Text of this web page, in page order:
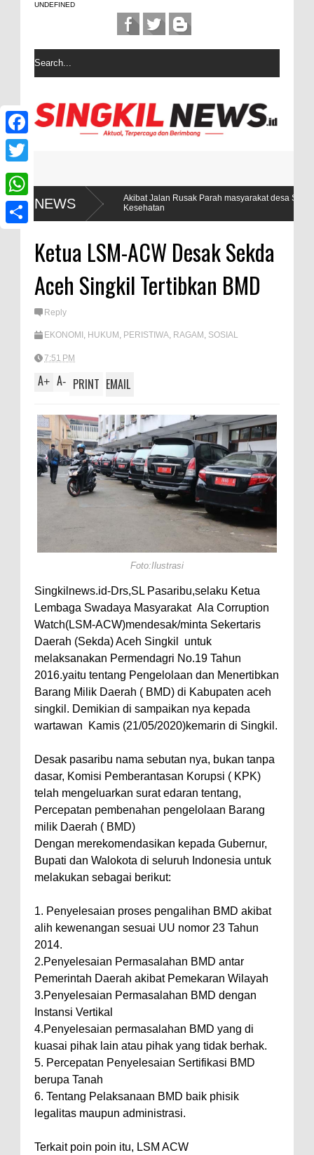
UNDEFINED
NEWSAkibat Jalan Rusak Parah masyarakat desa Sintuban Makmur
Kesehatan
Ketua LSM-ACW Desak Sekda
Aceh Singkil Tertibkan BMD
Reply
EKONOMI , HUKUM , PERISTIWA, RAGAM , SOSIAL
7:51 PM
A+ A- PRINT EMAIL
Foto:Ilustrasi
Singkilnews.id-Drs,SL Pasaribu,selaku Ketua
Lembaga Swadaya Masyarakat Ala Corruption
Watch(LSM-ACW)mendesak/minta Sekertaris
Daerah (Sekda) Aceh Singkil untuk
melaksanakan Permendagri No.19 Tahun
2016.yaitu tentang Pengelolaan dan Menertibkan
Barang Milik Daerah ( BMD) di Kabupaten aceh
singkil. Demikian di sampaikan nya kepada
wartawan Kamis (21/05/2020)kemarin di Singkil.
Desak pasaribu nama sebutan nya, bukan tanpa
dasar, Komisi Pemberantasan Korupsi ( KPK)
telah mengeluarkan surat edaran tentang,
Percepatan pembenahan pengelolaan Barang
milik Daerah ( BMD)
Dengan merekomendasikan kepada Gubernur,
Bupati dan Walokota di seluruh Indonesia untuk
melakukan sebagai berikut:
1. Penyelesaian proses pengalihan BMD akibat
alih kewenangan sesuai UU nomor 23 Tahun
2014.
2.Penyelesaian Permasalahan BMD antar
Pemerintah Daerah akibat Pemekaran Wilayah
3.Penyelesaian Permasalahan BMD dengan
Instansi Vertikal
4.Penyelesaian permasalahan BMD yang di
kuasai pihak lain atau pihak yang tidak berhak.
5. Percepatan Penyelesaian Sertifikasi BMD
berupa Tanah
6. Tentang Pelaksanaan BMD baik phisik
legalitas maupun administrasi.
Terkait poin poin itu, LSM ACW
F
c
e
T
w
W
h